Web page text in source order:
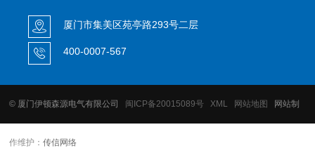
厦门市集美区苑亭路293号二层
400-0007-567
© 厦门伊顿森源电气有限公司 闽ICP备20015089号 XML 网站地图 网站制
作维护：传信网络